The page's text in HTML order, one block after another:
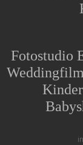
Fotostudio